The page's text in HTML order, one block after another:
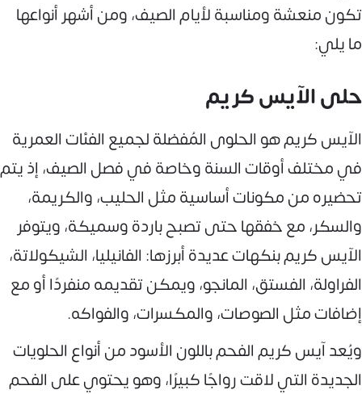
تكون منعشة ومناسبة لأيام الصيف، ومن أشهر أنواعها
ما يلي:
حلى الآيس كريم
الآيس كريم هو الحلوى المُفضلة لجميع الفئات العمرية
في مختلف أوقات السنة وخاصة في فصل الصيف، إذ يتم
تحضيره من مكونات أساسية مثل الحليب، والكريمة،
والسكر، مع خفقها حتى تصبح باردة وسميكة، ويتوفر
الآيس كريم بنكهات عديدة أبرزها: الفانيليا، الشيكولاتة،
الفراولة، الفستق، المانجو، ويمكن تقديمه منفردًا أو مع
إضافات مثل الصوصات، والمكسرات، والفواكه.
ويُعد آيس كريم الفحم باللون الأسود من أنواع الحلويات
الجديدة التي لاقت رواجًا كبيرًا، وهو يحتوي على الفحم